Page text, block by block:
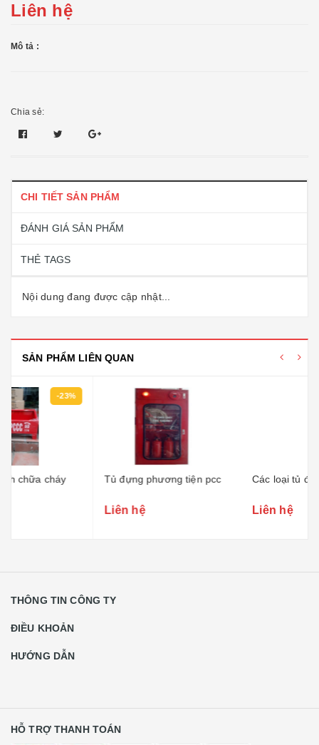
Liên hệ
Mô tả :
Chia sẻ:
CHI TIẾT SẢN PHẨM
ĐÁNH GIÁ SẢN PHẨM
THẺ TAGS
Nội dung đang được cập nhật...
SẢN PHẨM LIÊN QUAN
Tủ đựng phương tiện pcc Các loại tủ đặt 1
THÔNG TIN CÔNG TY
ĐIỀU KHOẢN
HƯỚNG DẪN
HỖ TRỢ THANH TOÁN